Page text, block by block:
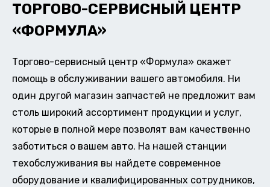
ТОРГОВО-СЕРВИСНЫЙ ЦЕНТР
«ФОРМУЛА»
Торгово-сервисный центр «Формула» окажет
помощь в обслуживании вашего автомобиля. Ни
один другой магазин запчастей не предложит вам
столь широкий ассортимент продукции и услуг,
которые в полной мере позволят вам качественно
заботиться о вашем авто. На нашей станции
техобслуживания вы найдете современное
оборудование и квалифицированных сотрудников,